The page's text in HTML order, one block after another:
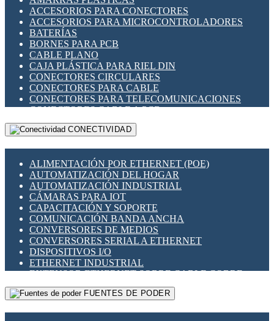
INDICADORES PARA PANEL
INTERFACES DE RELÉ
INTERRUPTORES FIN DE CARRERA
LLAVES CONMUTADORAS
MEDIDORES DE ENERGÍA Y TC'S DE CORRIENTE
MOTORES PASO A PASO
PANTALLAS HMI
PLC -CONTROLADORES LÓGICO PROGRAMABLES
PROGRAMADORES DE HORARIO
RELÉS DE PROTECCIÓN
SENSORES CAPACITIVOS
SENSORES INDUCTIVOS
TEMPORIZADORES
VARIACS
VARIADORES DE FRECUENCIA [VDF]
SECCIONADORES - INTERRUPTORES
MAQUINARIA
ACCESORIOS PARA CONECTORES
ACCESORIOS PARA MICROCONTROLADORES
BATERÍAS
BORNES PARA PCB
CABLE PLANO
CAJA PLÁSTICA PARA RIEL DIN
CONECTORES CIRCULARES
CONECTORES PARA CABLE
CONECTORES PARA TELECOMUNICACIONES
CONECTORES CABLE A PCB
CONECTORES PCB A CABLE
DIP SWITCHES
HERRAMIENTAS VARIAS
ILUMINACIÓN LED
INTERRUPTORES REED
INTERFACES DE RELÉ
OTROS RELÉS
PROTECCIÓN TÉRMICA
RELÉS AUTOMOTRICES
RELÉS DE SEÑAL
RELÉS DE ESTADO SÓLIDO SSR
RELÉS INDUSTRIALES
RELÉS MINIATURA DE POTENCIA
SENSORES MAGNÉTICOS
CONECTIVIDAD
ALIMENTACIÓN POR ETHERNET (POE)
AUTOMATIZACIÓN DEL HOGAR
AUTOMATIZACIÓN INDUSTRIAL
CÁMARAS PARA IOT
CAPACITACIÓN Y SOPORTE
COMUNICACIÓN BANDA ANCHA
CONVERSORES DE MEDIOS
CONVERSORES SERIAL A ETHERNET
DISPOSITIVOS I/O
ETHERNET INDUSTRIAL
EXTENSOR ETHERNET SOBRE CABLE COBRE
GATEWAY LORAWAN
GESTIÓN DE REDESFUENTES DE PODER